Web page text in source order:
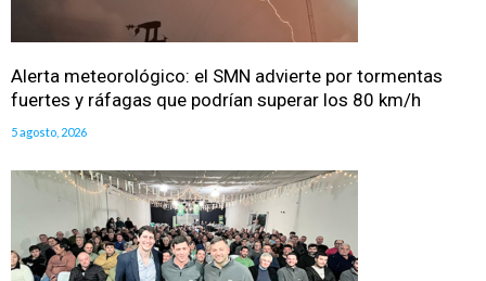
Alerta meteorológico: el SMN advierte por tormentas
fuertes y ráfagas que podrían superar los 80 km/h
5 agosto, 2026